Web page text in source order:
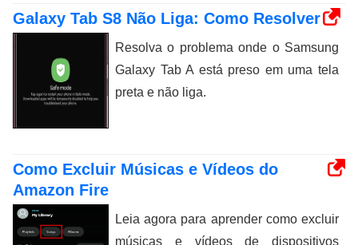
Galaxy Tab S8 Não Liga: Como Resolver
Resolva o problema onde o Samsung
Galaxy Tab A está preso em uma tela
preta e não liga.
Como Excluir Músicas e Vídeos do
Amazon Fire
Leia agora para aprender como excluir
músicas e vídeos de dispositivos